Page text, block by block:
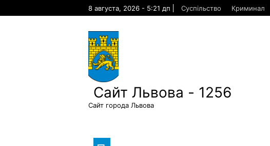
8 августа, 2026 - 5:21 дп Суспільство Криминал
Сайт Львова - 1256
Сайт города Львова